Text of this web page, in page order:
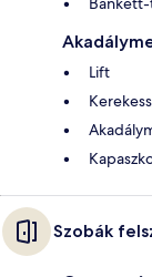
Lift
Szobák